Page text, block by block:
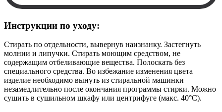
Инструкции по уходу:
Стирать по отдельности, вывернув наизнанку. Застегнуть
молнии и липучки. Стирать моющим средством, не
содержащим отбеливающие вещества. Полоскать без
специального средства. Во избежание изменения цвета
изделие необходимо вынуть из стиральной машинки
незамедлительно после окончания программы стирки. Можно
сушить в сушильном шкафу или центрифуге (макс. 40°C).